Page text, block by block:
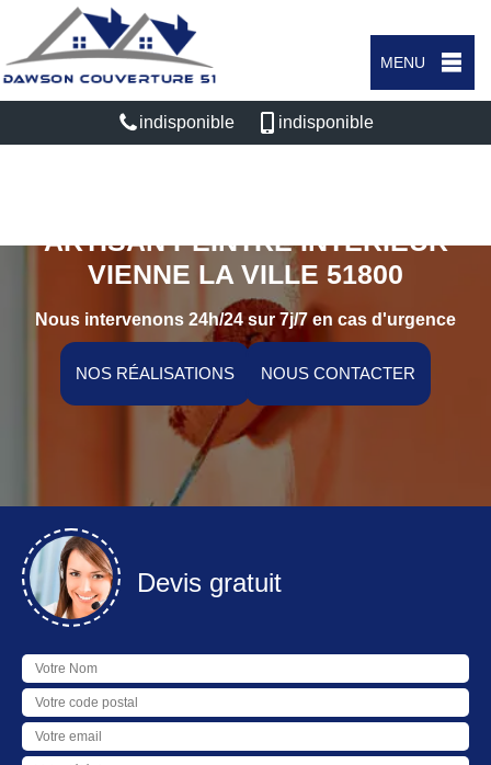
MENU
indisponible indisponible
ARTISAN PEINTRE INTÉRIEUR
VIENNE LA VILLE 51800
Nous intervenons 24h/24 sur 7j/7 en cas d'urgence
NOS RÉALISATIONS NOUS CONTACTER
Devis gratuit